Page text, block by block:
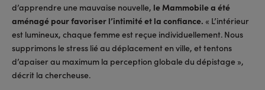
d’apprendre une mauvaise nouvelle, le Mammobile a été
aménagé pour favoriser l’intimité et la confiance. « L’intérieur
est lumineux, chaque femme est reçue individuellement. Nous
supprimons le stress lié au déplacement en ville, et tentons
d’apaiser au maximum la perception globale du dépistage »,
décrit la chercheuse.